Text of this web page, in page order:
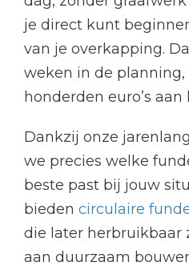
je direct kunt
van je overkapping.
weken in de planning,
honderden euro’s aan
Dankzij onze
we precies welke
beste past bij jouw
bieden circulaire
die later herbruikbaar
aan duurzaam